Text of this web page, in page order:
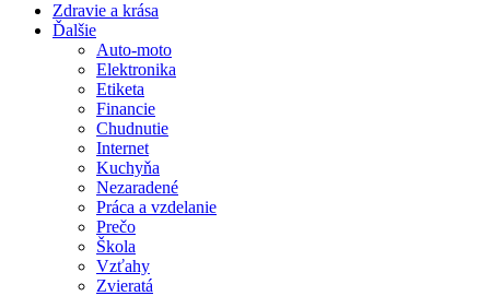
Zdravie a krása
Ďalšie
Auto-moto
Elektronika
Etiketa
Financie
Chudnutie
Internet
Kuchyňa
Nezaradené
Práca a vzdelanie
Prečo
Škola
Vzťahy
Zvieratá